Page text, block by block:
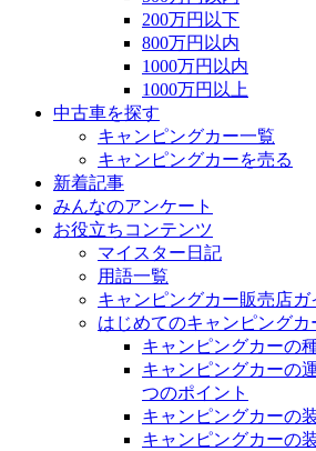
200万円以下
800万円以内
1000万円以内
1000万円以上
中古車を探す
キャンピングカー一覧
キャンピングカーを売る
新着記事
みんなのアンケート
お役立ちコンテンツ
マイスター日記
用語一覧
キャンピングカー販売店ガ
はじめてのキャンピングカ
キャンピングカーの
キャンピングカーの
つのポイント
キャンピングカーの
キャンピングカーの